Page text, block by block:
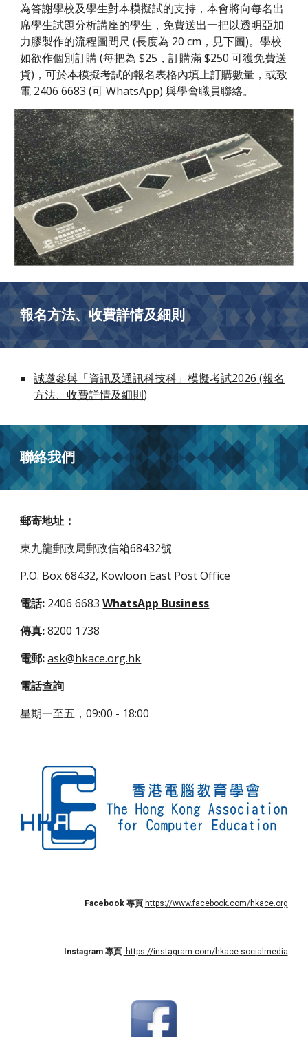
為答謝學校及學生對本模擬試的支持，本會將向每名出
席學生試題分析講座的學生，免費送出一把以透明亞加
力膠製作的流程圖間尺 (長度為 20 cm，見下圖)。學校
如欲作個別訂購 (每把為 $25，訂購滿 $250 可獲免費送
貨)，可於本模擬考試的報名表格內填上訂購數量，或致
電 2406 6683 (可 WhatsApp) 與學會職員聯絡。
報名方法、收費詳情及細則
誠邀參與「資訊及通訊科技科」模擬考試2026 (報名
方法、收費詳情及細則)
聯絡我們
郵寄地址：
東九龍郵政局郵政信箱68432號
P.O. Box 68432, Kowloon East Post Office
電話: 2406 6683WhatsApp Business
傳真:8200 1738
電郵:ask@hkace.org.hk
電話查詢
星期一至五，09:00 - 18:00
Facebook 專頁 https://www.facebook.com/hkace.org
Instagram專頁 https://instagram.com/hkace.socialmedia